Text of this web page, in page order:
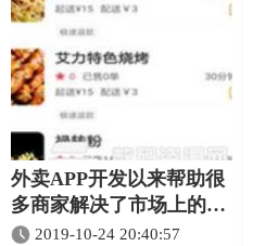
外卖APP开发以来帮助很
多商家解决了市场上的生
意 2019-10-24 20:40:57